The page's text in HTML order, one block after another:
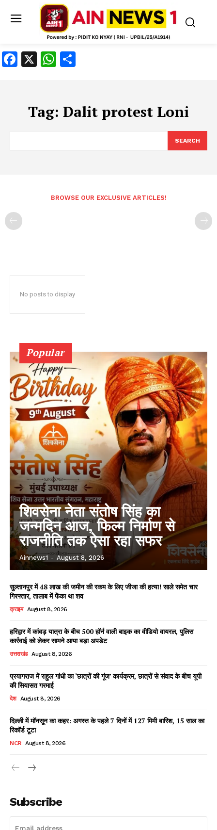
Facebook
X WhatsApp
Read Latest News on AIN
Facebook
X WhatsApp
Tag: Dalit protest Loni
SEARCH
BROWSE OUR EXCLUSIVE ARTICLES!
No posts to display
Popular
शिवसेना नेता संतोष सिंह का
जन्मदिन आज, फिल्म निर्माण से
राजनीति तक ऐसा रहा सफर
Ainnews1 - August 8, 2026
सुल्तानपुर में 48 लाख की जमीन की रकम के लिए जीजा की हत्या! साले समेत चार
गिरफ्तार, तालाब में फेंका था शव
क्राइम August 8, 2026
हरिद्वार में कांवड़ यात्रा के बीच 500 हॉर्न वाली बाइक का वीडियो वायरल, पुलिस
कार्रवाई को लेकर सामने आया बड़ा अपडेट
उत्तराखंड August 8, 2026
प्रयागराज में राहुल गांधी का ‘छात्रों की गूंज’ कार्यक्रम, छात्रों से संवाद के बीच यूपी
की सियासत गरमाई
देश August 8, 2026
दिल्ली में मॉनसून का कहर: अगस्त के पहले 7 दिनों में 127 मिमी बारिश, 15 साल का
रिकॉर्ड टूटा
NCR August 8, 2026
Subscribe